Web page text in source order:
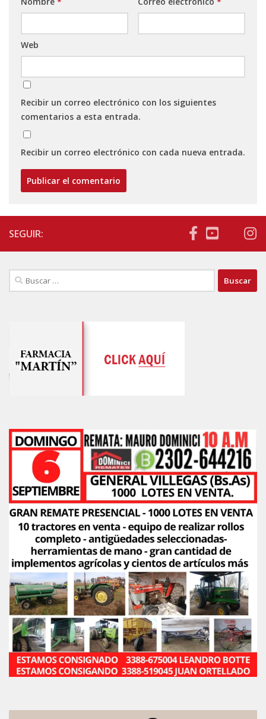
Web
Recibir un correo electrónico con los siguientes
comentarios a esta entrada.
Recibir un correo electrónico con cada nueva entrada.
SEGUIR:
Buscar: